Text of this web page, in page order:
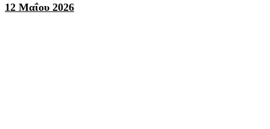
12 Μαΐου 2026